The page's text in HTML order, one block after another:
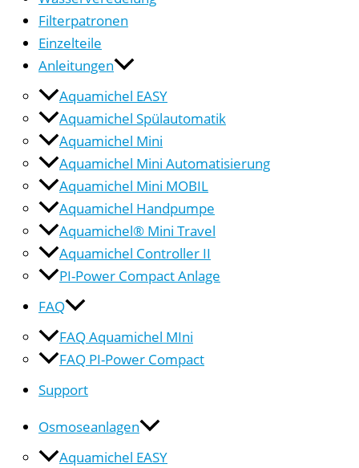
Filterpatronen
Einzelteile
Anleitungen
Aquamichel EASY
Aquamichel Spülautomatik
Aquamichel Mini
Aquamichel Mini Automatisierung
Aquamichel Mini MOBIL
Aquamichel Handpumpe
Aquamichel® Mini Travel
Aquamichel Controller II
PI-Power Compact Anlage
FAQ
FAQ Aquamichel MIni
FAQ PI-Power Compact
Support
Osmoseanlagen
Aquamichel EASY